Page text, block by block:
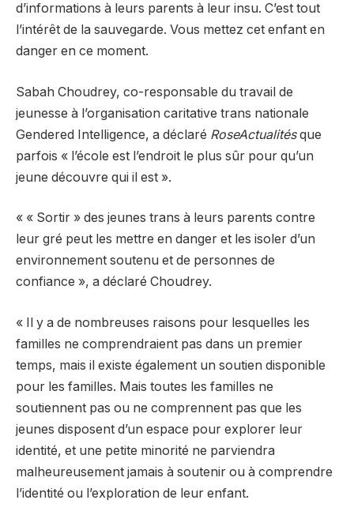
d’informations à leurs parents à leur insu. C’est tout
l’intérêt de la sauvegarde. Vous mettez cet enfant en
danger en ce moment.
Sabah Choudrey, co-responsable du travail de
jeunesse à l’organisation caritative trans nationale
Gendered Intelligence, a déclaré RoseActualitésque
parfois « l’école est l’endroit le plus sûr pour qu’un
jeune découvre qui il est ».
« « Sortir » des jeunes trans à leurs parents contre
leur gré peut les mettre en danger et les isoler d’un
environnement soutenu et de personnes de
confiance », a déclaré Choudrey.
« Il y a de nombreuses raisons pour lesquelles les
familles ne comprendraient pas dans un premier
temps, mais il existe également un soutien disponible
pour les familles. Mais toutes les familles ne
soutiennent pas ou ne comprennent pas que les
jeunes disposent d’un espace pour explorer leur
identité, et une petite minorité ne parviendra
malheureusement jamais à soutenir ou à comprendre
l’identité ou l’exploration de leur enfant.